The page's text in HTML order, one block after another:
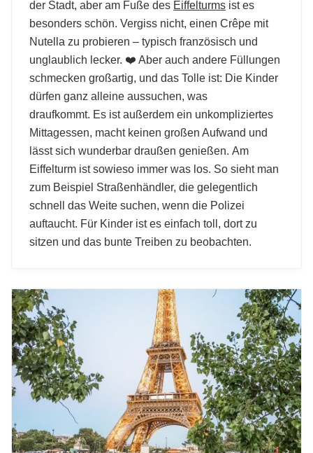
der Stadt, aber am Fuße des Eiffelturms ist es
besonders schön. Vergiss nicht, einen Crêpe mit
Nutella zu probieren – typisch französisch und
unglaublich lecker. ❤️ Aber auch andere Füllungen
schmecken großartig, und das Tolle ist: Die Kinder
dürfen ganz alleine aussuchen, was
draufkommt. Es ist außerdem ein unkompliziertes
Mittagessen, macht keinen großen Aufwand und
lässt sich wunderbar draußen genießen. Am
Eiffelturm ist sowieso immer was los. So sieht man
zum Beispiel Straßenhändler, die gelegentlich
schnell das Weite suchen, wenn die Polizei
auftaucht. Für Kinder ist es einfach toll, dort zu
sitzen und das bunte Treiben zu beobachten.